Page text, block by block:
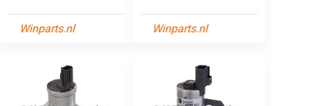
Winparts.nl Winparts.nl